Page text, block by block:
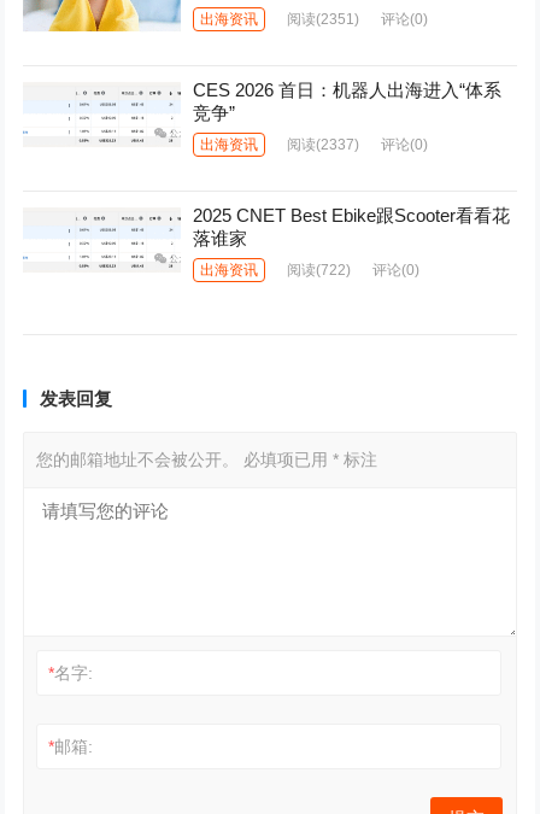
出海资讯 阅读(2351) 评论(0)
CES 2026 首日：机器人出海进入“体系
竞争”
出海资讯 阅读(2337) 评论(0)
2025 CNET Best Ebike跟Scooter看看花
落谁家
出海资讯 阅读(722) 评论(0)
发表回复
您的邮箱地址不会被公开。 必填项已用* 标注
*名字:
*邮箱: